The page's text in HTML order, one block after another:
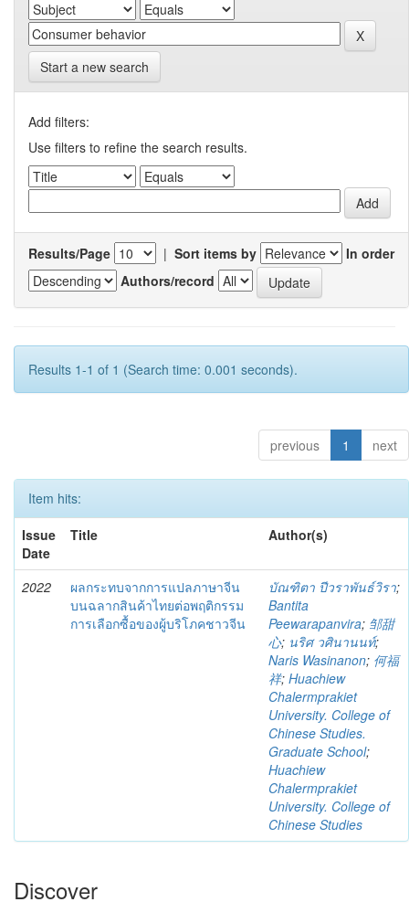
Start a new search
Add filters:
Use filters to refine the search results.
Results/Page | Sort items by
In order
Authors/record
Results 1-1 of 1 (Search time: 0.001 seconds).
previous 1 next
Item hits:
Issue
Date
Title Author(s)
2022
ผลกระทบจากการแปลภาษาจีน
บนฉลากสินค้าไทยต่อพฤติกรรม
การเลือกซื้อของผู้บริโภคชาวจีน
บัณฑิตา ปีวราพันธ์วิรา;
Bantita
Peewarapanvira; 邹甜
心; นริศ วศินานนท์;
Naris Wasinanon; 何福
祥; Huachiew
Chalermprakiet
University. College of
Chinese Studies.
Graduate School;
Huachiew
Chalermprakiet
University. College of
Chinese Studies
Discover